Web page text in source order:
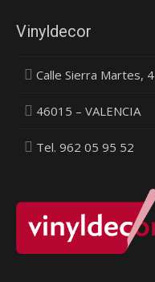
NOSOTROS
CONTACTO
BLOG
Vinyldecor
Calle Sierra Martes, 4
46015 – VALENCIA
Tel. 962 05 95 52